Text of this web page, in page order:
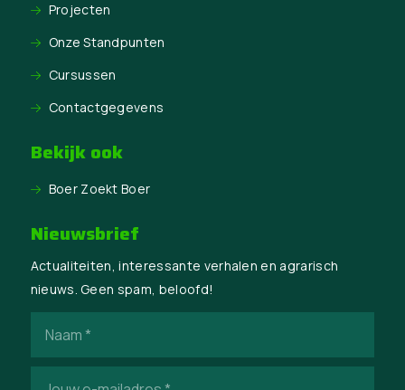
Projecten
Onze Standpunten
Cursussen
Contactgegevens
Bekijk ook
Boer Zoekt Boer
Nieuwsbrief
Actualiteiten, interessante verhalen en agrarisch
nieuws. Geen spam, beloofd!